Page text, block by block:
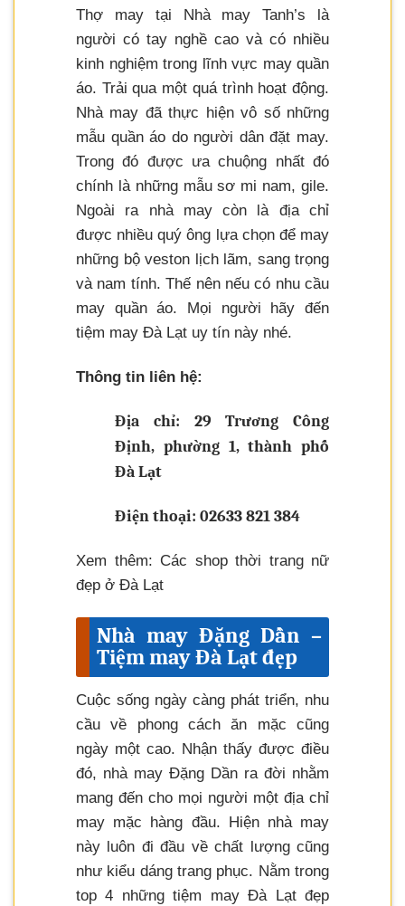
Thợ may tại Nhà may Tanh’s là
người có tay nghề cao và có nhiều
kinh nghiệm trong lĩnh vực may quần
áo. Trải qua một quá trình hoạt động.
Nhà may đã thực hiện vô số những
mẫu quần áo do người dân đặt may.
Trong đó được ưa chuộng nhất đó
chính là những mẫu sơ mi nam, gile.
Ngoài ra nhà may còn là địa chỉ
được nhiều quý ông lựa chọn để may
những bộ veston lịch lãm, sang trọng
và nam tính. Thế nên nếu có nhu cầu
may quần áo. Mọi người hãy đến
tiệm may Đà Lạt uy tín này nhé.
Thông tin liên hệ:
Địa chỉ: 29 Trương Công
Định, phường 1, thành phố
Đà Lạt
Điện thoại: 02633 821 384
Xem thêm: Các shop thời trang nữ
đẹp ở Đà Lạt
Nhà may Đặng Dần –
Tiệm may Đà Lạt đẹp
Cuộc sống ngày càng phát triển, nhu
cầu về phong cách ăn mặc cũng
ngày một cao. Nhận thấy được điều
đó, nhà may Đặng Dần ra đời nhằm
mang đến cho mọi người một địa chỉ
may mặc hàng đầu. Hiện nhà may
này luôn đi đầu về chất lượng cũng
như kiểu dáng trang phục. Nằm trong
top 4 những tiệm may Đà Lạt đẹp